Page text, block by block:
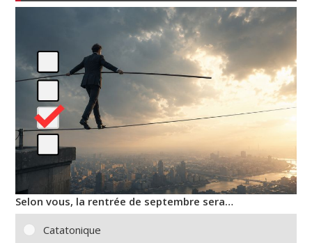
Selon vous, la rentrée de septembre sera…
Catatonique